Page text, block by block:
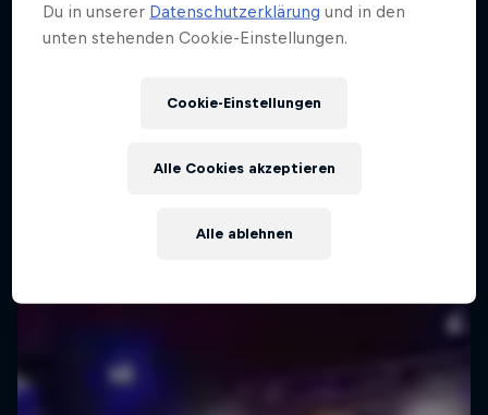
Du in unserer Datenschutzerklärung und in den
unten stehenden Cookie-Einstellungen.
Cookie-Einstellungen
Alle ablehnen
Alle Cookies akzeptieren